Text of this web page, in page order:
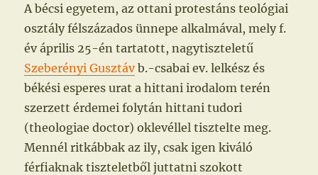
A bécsi egyetem, az ottani protestáns teológiai
osztály félszázados ünnepe alkalmával, mely f.
év április 25-én tartatott, nagytiszteletű
Szeberényi Gusztávb.-csabai ev. lelkész és
békési esperes urat a hittani irodalom terén
szerzett érdemei folytán hittani tudori
(theologiae doctor) oklevéllel tisztelte meg.
Mennél ritkábbak az ily, csak igen kiváló
férfiaknak tiszteletből juttatni szokott